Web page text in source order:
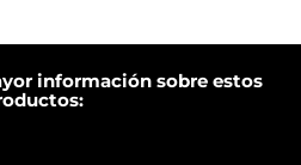
información sobre estos